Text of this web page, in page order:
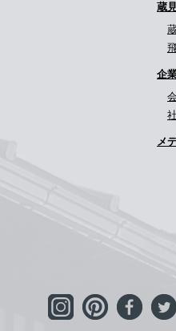
蔵
企
メ